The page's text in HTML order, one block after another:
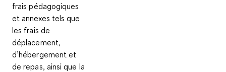
frais pédagogiques
et annexes tels que
les frais de
déplacement,
d’hébergement et
de repas, ainsi que la